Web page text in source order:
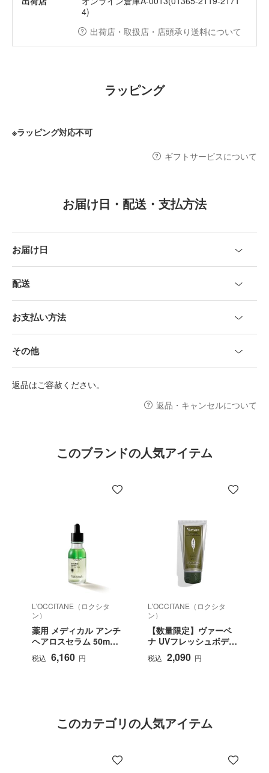
4)
出荷店・取扱店・店頭承り送料について
ラッピング
※ラッピング対応不可
ギフトサービスについて
お届け日・配送・支払方法
お届け日
配送
お支払い方法
その他
返品はご容赦ください。
返品・キャンセルについて
このブランドの人気アイテム
L'OCCITANE（ロクシタ
ン）
薬用 メディカル アンチ
ヘアロスセラム 50mL
（ロクシタン アドバン
スト スカルプケア）＜
税込 6,160 円
L'OCCITANE（ロクシタ
ン）
【数量限定】ヴァーベ
ナ UVフレッシュボディ
ローション SPF30/PA+
+++ 50ｍL
税込 2,090 円
このカテゴリの人気アイテム